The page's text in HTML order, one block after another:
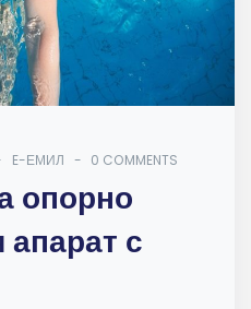
E-ЕМИЛ 0 COMMENTS
опорно
апарат с